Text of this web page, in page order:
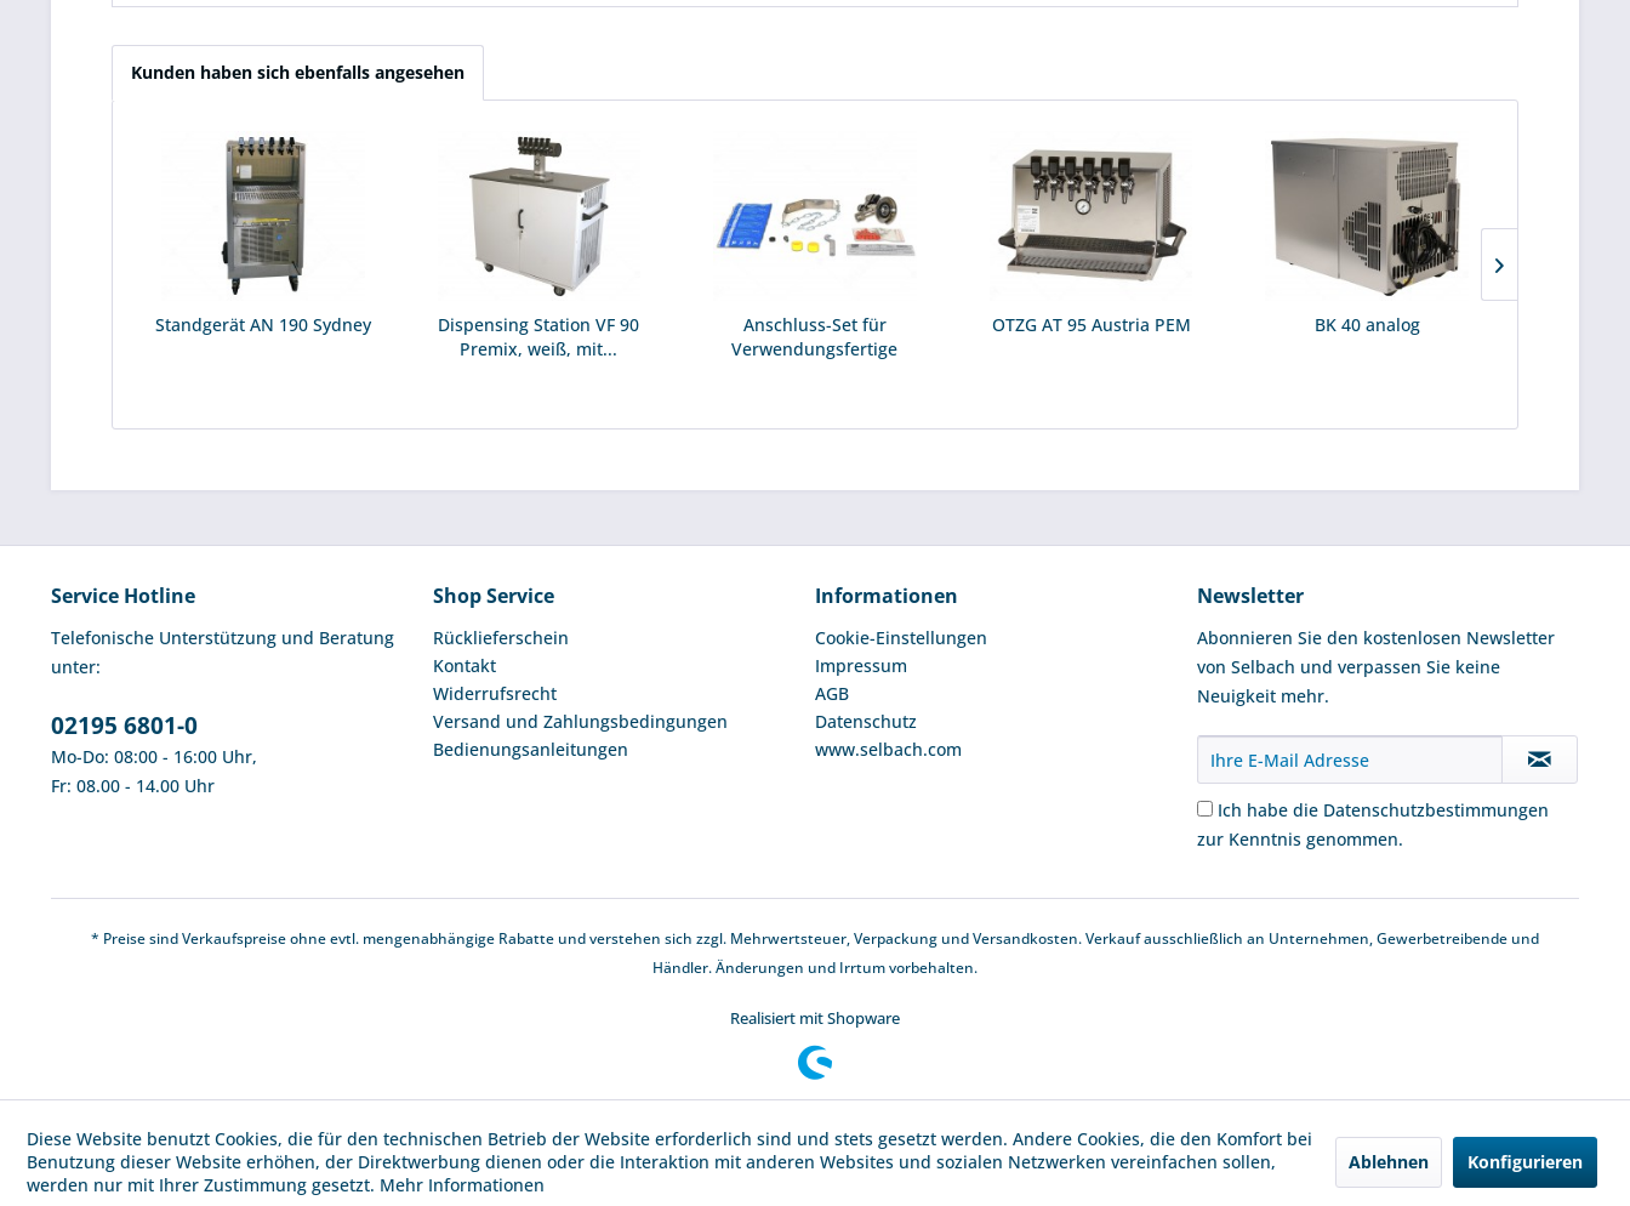
Kunden haben sich ebenfalls angesehen
Standgerät AN 190 Sydney
Dispensing Station VF 90
Premix, weiß, mit...
Anschluss-Set für
Verwendungsfertige
OTZG AT 95 Austria PEM BK 40 analog
Service Hotline
Telefonische Unterstützung und Beratung
unter:
02195 6801-0
Mo-Do: 08:00 - 16:00 Uhr,
Fr: 08.00 - 14.00 Uhr
Shop Service
Rücklieferschein
Kontakt
Widerrufsrecht
Versand und Zahlungsbedingungen
Bedienungsanleitungen
Informationen
Cookie-Einstellungen
Impressum
AGB
Datenschutz
www.selbach.com
Newsletter
Abonnieren Sie den kostenlosen Newsletter
von Selbach und verpassen Sie keine
Neuigkeit mehr.
Ich habe die Datenschutzbestimmungen
zur Kenntnis genommen.
* Preise sind Verkaufspreise ohne evtl. mengenabhängige Rabatte und verstehen sich zzgl. Mehrwertsteuer,Verpackung und Versandkosten. Verkauf ausschließlich an Unternehmen, Gewerbetreibende und
Händler. Änderungen und Irrtum vorbehalten.
Realisiert mit Shopware
Diese Website benutzt Cookies, die für den technischen Betrieb der Website erforderlich sind und stets gesetzt werden. Andere Cookies, die den Komfort bei
Benutzung dieser Website erhöhen, der Direktwerbung dienen oder die Interaktion mit anderen Websites und sozialen Netzwerken vereinfachen sollen,
werden nur mit Ihrer Zustimmung gesetzt. Mehr Informationen
Ablehnen Konfigurieren